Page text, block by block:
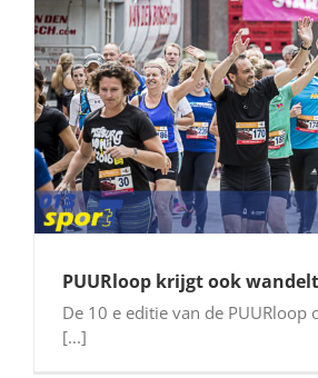
PUURloop krijgt ook
De 10 e editie van de PUURloop
[...]